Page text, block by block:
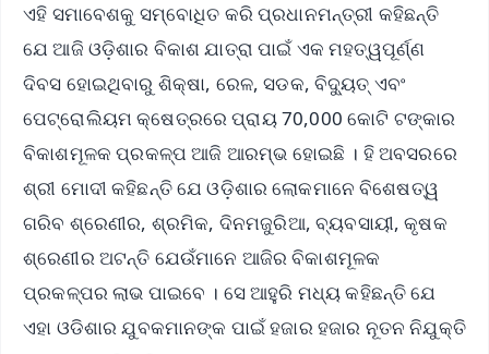
ଏହି ସମାବେଶକୁ ସମ୍ବୋଧିତ କରି ପ୍ରଧାନମନ୍ତ୍ରୀ କହିଛନ୍ତି
ଯେ ଆଜି ଓଡ଼ିଶାର ବିକାଶ ଯାତ୍ରା ପାଇଁ ଏକ ମହତ୍ୱପୂର୍ଣ୍ଣ
ଦିବସ ହୋଇଥିବାରୁ ଶିକ୍ଷା, ରେଳ, ସଡକ, ବିଦ୍ୟୁତ୍ ଏବଂ
ପେଟ୍ରୋଲିୟମ କ୍ଷେତ୍ରରେ ପ୍ରାୟ 70,000 କୋଟି ଟଙ୍କାର
ବିକାଶମୂଳକ ପ୍ରକଳ୍ପ ଆଜି ଆରମ୍ଭ ହୋଇଛି । ହି ଅବସରରେ
ଶ୍ରୀ ମୋଦୀ କହିଛନ୍ତି ଯେ ଓଡ଼ିଶାର ଲୋକମାନେ ବିଶେଷତ୍ୱ
ଗରିବ ଶ୍ରେଣୀର, ଶ୍ରମିକ, ଦିନମଜୁରିଆ, ବ୍ୟବସାୟୀ, କୃଷକ
ଶ୍ରେଣୀର ଅଟନ୍ତି ଯେଉଁମାନେ ଆଜିର ବିକାଶମୂଳକ
ପ୍ରକଳ୍ପର ଲାଭ ପାଇବେ । ସେ ଆହୁରି ମଧ୍ୟ କହିଛନ୍ତି ଯେ
ଏହା ଓଡିଶାର ଯୁବକମାନଙ୍କ ପାଇଁ ହଜାର ହଜାର ନୂତନ ନିଯୁକ୍ତି